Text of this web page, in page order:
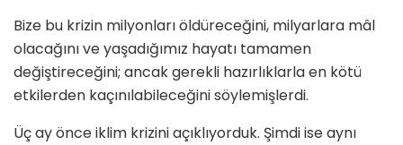
Bize bu krizin milyonları öldüreceğini, milyarlara mâl
olacağını ve yaşadığımız hayatı tamamen
değiştireceğini; ancak gerekli hazırlıklarla en kötü
etkilerden kaçınılabileceğini söylemişlerdi.
Üç ay önce iklim krizini açıklıyorduk. Şimdi ise aynı